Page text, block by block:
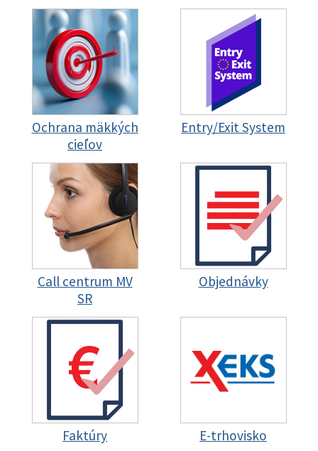
Ochrana mäkkých
cieľov
Entry/Exit System
Call centrum MV
SR
Objednávky
Faktúry E-trhovisko